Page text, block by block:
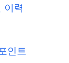
이력
인트